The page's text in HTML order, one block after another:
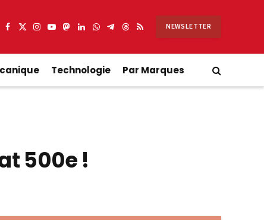
Facebook
X
Instagram
YouTubeMastodon
LinkedInWhatsApp
Partager
Telegram
Threads
RSS NEWSLETTER
Technologie Par Marques
500e !